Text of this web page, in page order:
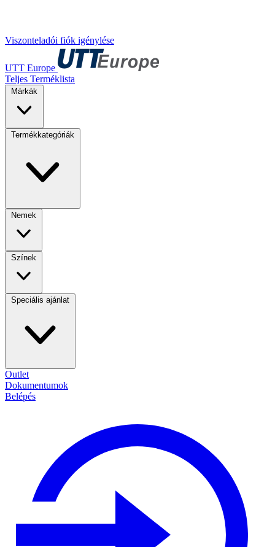
Viszonteladói fiók igénylése
UTT Europe
Teljes Terméklista
Márkák
Termékkategóriák
Nemek
Színek
Speciális ajánlat
Outlet
Dokumentumok
Belépés